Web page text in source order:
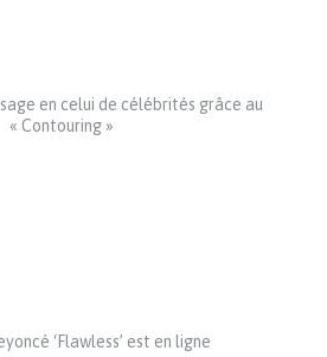
en celui de célébrités grâce au
« Contouring »
‘Flawless’ est en ligne